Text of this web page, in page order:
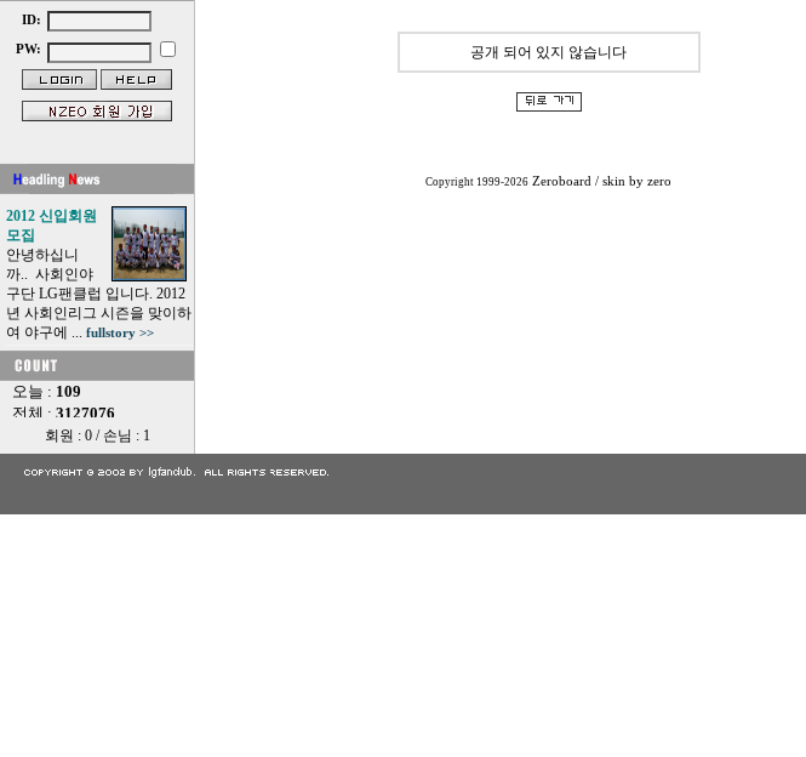
ID:
PW:
2012 신입회원
모집
안녕하십니
까.. 사회인야
구단 LG팬클럽 입니다. 2012
년 사회인리그 시즌을 맞이하
여 야구에 ... fullstory >>
회원 : 0 / 손님 : 1
공개 되어 있지 않습니다
Copyright 1999-2026 Zeroboard / skin by zero